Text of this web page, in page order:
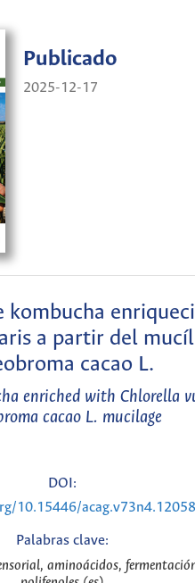
Publicado
2025-12-17
kombucha
a partir del
cacao L.
enriched with Chlorella
cacao L. mucilage
DOI:
10.15446/
Palabras clave:
aminoácidos,